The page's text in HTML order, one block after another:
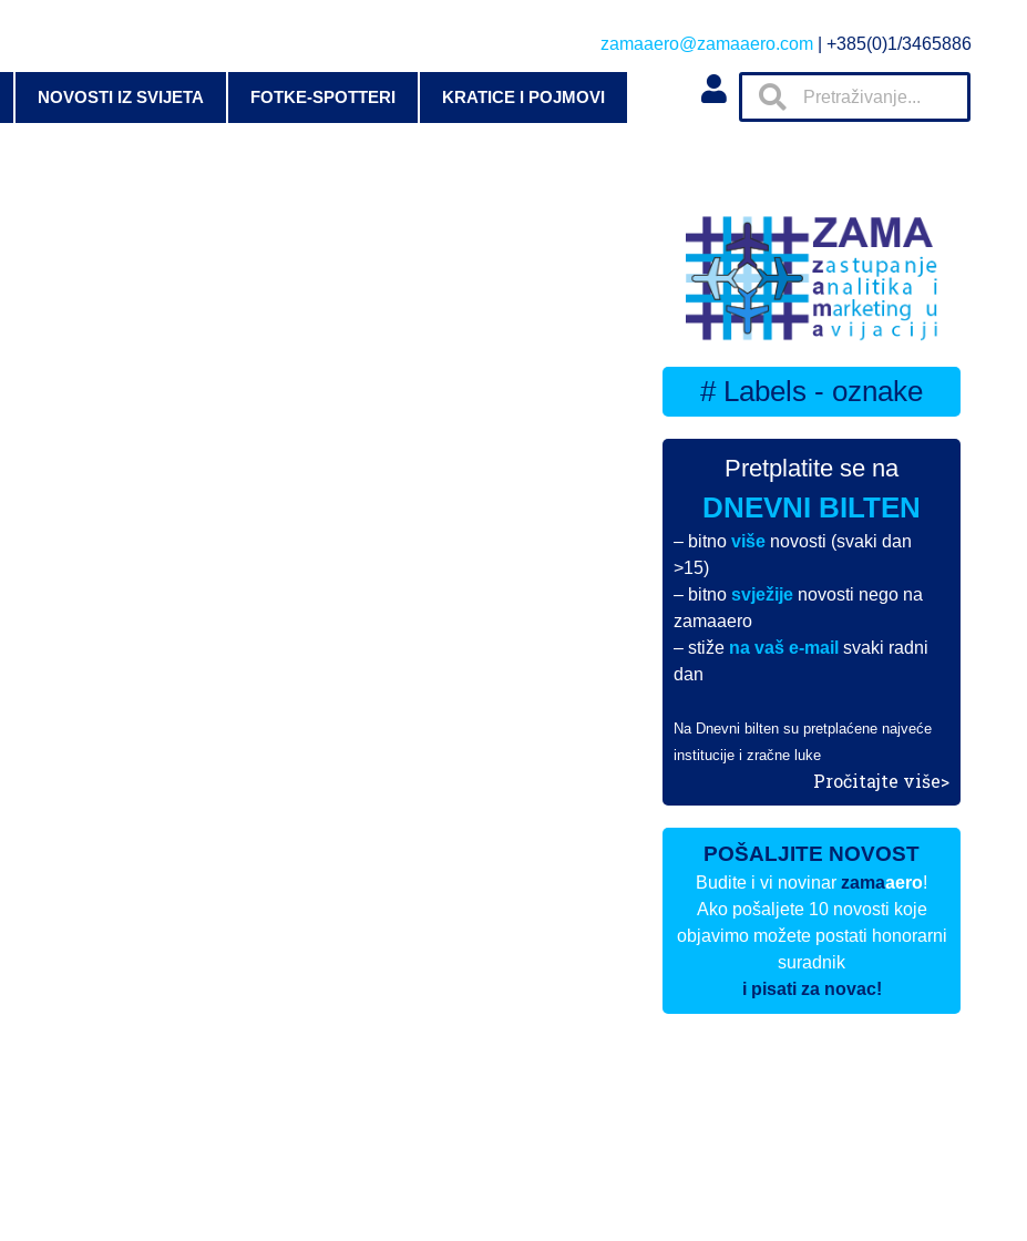
zamaaero@zamaaero.com | +385(0)1/3465886
NOVOSTI IZ SVIJETA FOTKE-SPOTTERI KRATICE I POJMOVI
# Labels - oznake
Pretplatite se na
DNEVNI BILTEN
– bitnoviše novosti (svaki dan
>15)
– bitnosvježije novosti nego na
zamaaero
– stiže na vaš e-mail svaki radni
dan
Na Dnevni bilten su pretplaćene najveće
institucije i zračne luke
Pročitajte više>
POŠALJITE NOVOST
Budite i vi novinarzamaaero!
Ako pošaljete 10 novosti koje
objavimo možete postati honorarni
suradnik
i pisati za novac!